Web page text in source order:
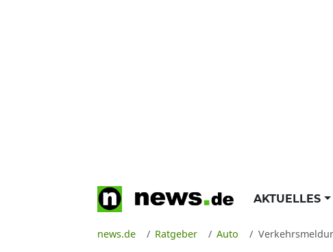
AKTUELLES
news.de Ratgeber Auto Verkehrsmeldung RP